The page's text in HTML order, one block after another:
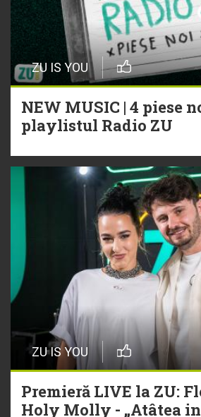
ZU IS YOU
NEW MUSIC | 4 piese
playlistul Radio ZU
ZU IS YOU
Premieră LIVE la ZU:
Holy Molly - „Atâtea